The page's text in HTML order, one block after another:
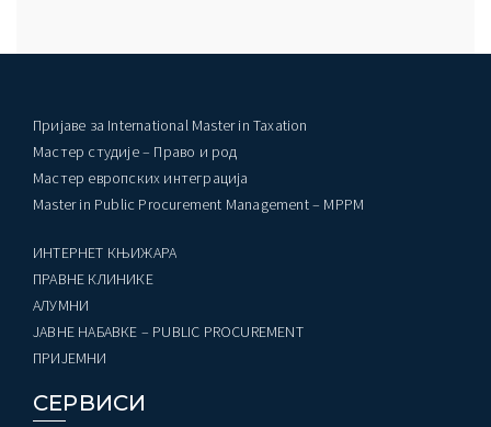
Пријаве за International Master in Taxation
Мастер студије – Право и род
Мастер европских интеграција
Master in Public Procurement Management – MPPM
ИНТЕРНЕТ КЊИЖАРА
ПРАВНЕ КЛИНИКЕ
AЛУМНИ
ЈАВНЕ НАБАВКЕ – PUBLIC PROCUREMENT
ПРИЈЕМНИ
СЕРВИСИ